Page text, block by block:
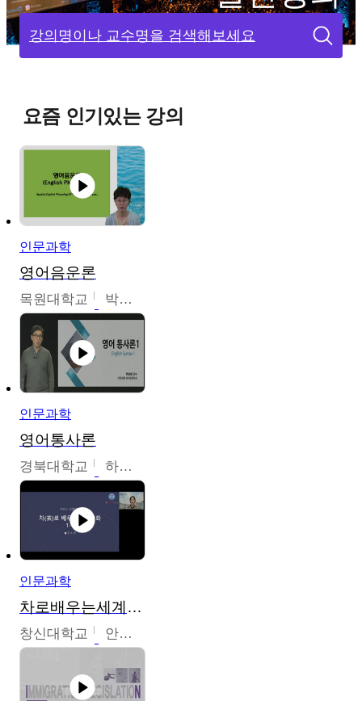
강의명이나 교수명을 검색해보세요
요즘 인기있는 강의
인문과학
영어음운론
목원대학교 박미숙
인문과학
영어통사론
경북대학교 하승완
인문과학
차로배우는세계문화
창신대학교 안소영